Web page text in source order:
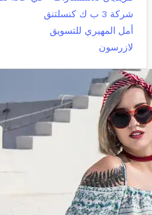
شركة 3 ب ك كنسلتنق
أمل المهيري للتسويق
لازرسون